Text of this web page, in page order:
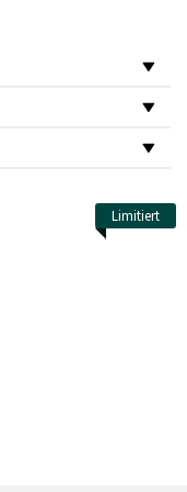
Limitiert